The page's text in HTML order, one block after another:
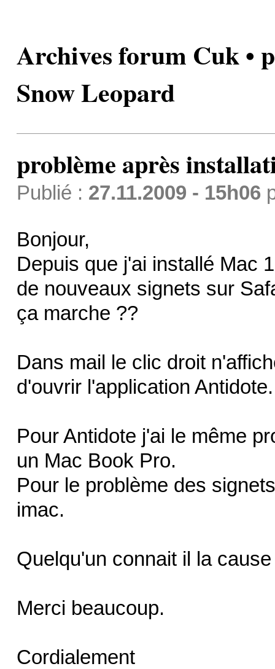
Archives forum Cuk •
Snow Leopard
problème après
Publié : 27.11.2009 - 15h06
Bonjour,
Depuis que j'ai installé Mac
de nouveaux signets sur
ça marche ??
Dans mail le clic droit
d'ouvrir l'application Antidote.
Pour Antidote j'ai le même
un Mac Book Pro.
Pour le problème des
imac.
Quelqu'un connait il la
Merci beaucoup.
Cordialement